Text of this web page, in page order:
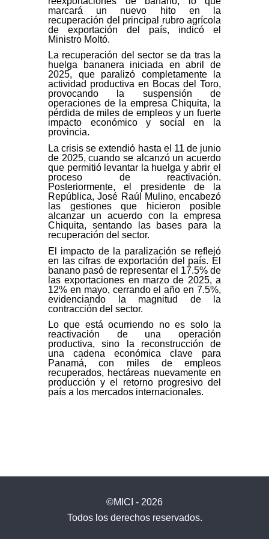
marcará un nuevo hito en la
recuperación del principal rubro agrícola
de exportación del país, indicó el
Ministro Moltó.
La recuperación del sector se da tras la
huelga bananera iniciada en abril de
2025, que paralizó completamente la
actividad productiva en Bocas del Toro,
provocando la suspensión de
operaciones de la empresa Chiquita, la
pérdida de miles de empleos y un fuerte
impacto económico y social en la
provincia.
La crisis se extendió hasta el 11 de junio
de 2025, cuando se alcanzó un acuerdo
que permitió levantar la huelga y abrir el
proceso de reactivación.
Posteriormente, el presidente de la
República, José Raúl Mulino, encabezó
las gestiones que hicieron posible
alcanzar un acuerdo con la empresa
Chiquita, sentando las bases para la
recuperación del sector.
El impacto de la paralización se reflejó
en las cifras de exportación del país. El
banano pasó de representar el 17.5% de
las exportaciones en marzo de 2025, a
12% en mayo, cerrando el año en 7.5%,
evidenciando la magnitud de la
contracción del sector.
Lo que está ocurriendo no es solo la
reactivación de una operación
productiva, sino la reconstrucción de
una cadena económica clave para
Panamá, con miles de empleos
recuperados, hectáreas nuevamente en
producción y el retorno progresivo del
país a los mercados internacionales.
©MICI - 2026
Todos los derechos reservados.